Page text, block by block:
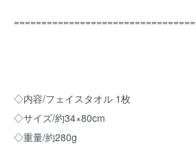
=================================
◇内容/フェイスタオル 1枚
◇サイズ/約34×80cm
◇重量/約280g